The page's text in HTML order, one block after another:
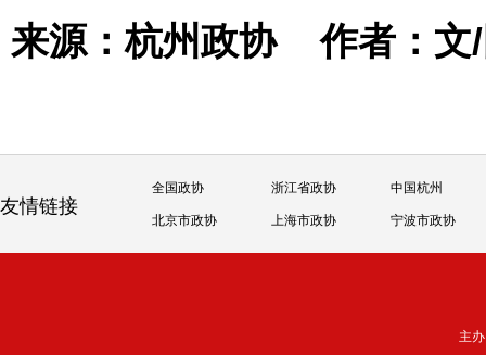
来源：杭州政协作者：
友情链接
全国政协 浙江省政协 中国杭州
北京市政协 上海市政协 宁波市政协
主